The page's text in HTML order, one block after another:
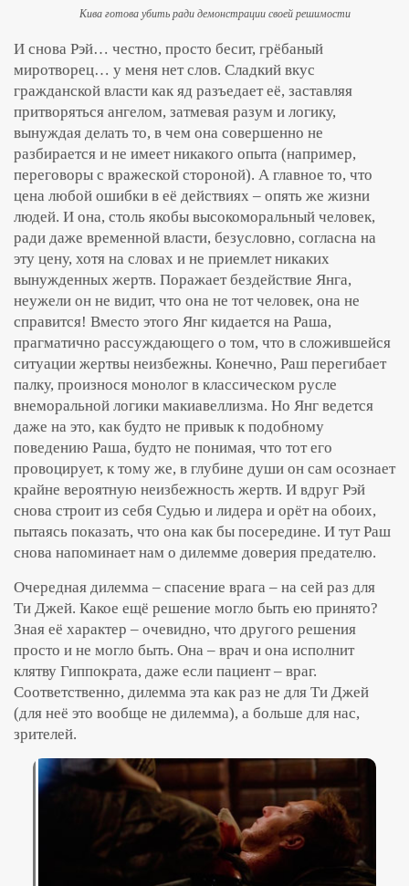
Кива готова убить ради демонстрации своей решимости
И снова Рэй… честно, просто бесит, грёбаный
миротворец… у меня нет слов. Сладкий вкус
гражданской власти как яд разъедает её, заставляя
притворяться ангелом, затмевая разум и логику,
вынуждая делать то, в чем она совершенно не
разбирается и не имеет никакого опыта (например,
переговоры с вражеской стороной). А главное то, что
цена любой ошибки в её действиях – опять же жизни
людей. И она, столь якобы высокоморальный человек,
ради даже временной власти, безусловно, согласна на
эту цену, хотя на словах и не приемлет никаких
вынужденных жертв. Поражает бездействие Янга,
неужели он не видит, что она не тот человек, она не
справится! Вместо этого Янг кидается на Раша,
прагматично рассуждающего о том, что в сложившейся
ситуации жертвы неизбежны. Конечно, Раш перегибает
палку, произнося монолог в классическом русле
внеморальной логики макиавеллизма. Но Янг ведется
даже на это, как будто не привык к подобному
поведению Раша, будто не понимая, что тот его
провоцирует, к тому же, в глубине души он сам осознает
крайне вероятную неизбежность жертв. И вдруг Рэй
снова строит из себя Судью и лидера и орёт на обоих,
пытаясь показать, что она как бы посередине. И тут Раш
снова напоминает нам о дилемме доверия предателю.
Очередная дилемма – спасение врага – на сей раз для
Ти Джей. Какое ещё решение могло быть ею принято?
Зная её характер – очевидно, что другого решения
просто и не могло быть. Она – врач и она исполнит
клятву Гиппократа, даже если пациент – враг.
Соответственно, дилемма эта как раз не для Ти Джей
(для неё это вообще не дилемма), а больше для нас,
зрителей.